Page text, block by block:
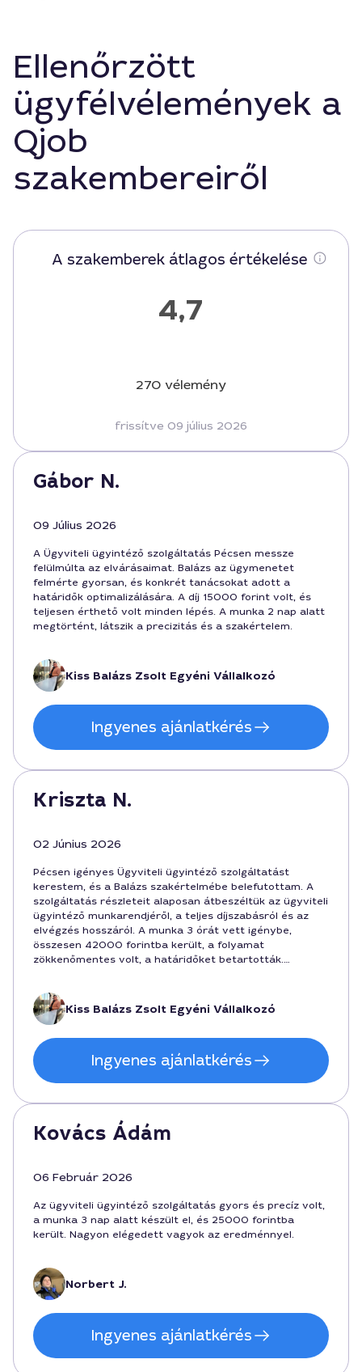
Ellenőrzött
ügyfélvélemények a
Qjob
szakembereiről
A szakemberek átlagos értékelése
4,7
270 vélemény
frissítve 09 július 2026
Gábor N.
09 Július 2026
A Ügyviteli ügyintéző szolgáltatás Pécsen messze
felülmúlta az elvárásaimat. Balázs az ügymenetet
felmérte gyorsan, és konkrét tanácsokat adott a
határidők optimalizálására. A díj 15000 forint volt, és
teljesen érthető volt minden lépés. A munka 2 nap alatt
megtörtént, látszik a precizitás és a szakértelem.
Kiss Balázs Zsolt Egyéni Vállalkozó
Ingyenes ajánlatkérés
Kriszta N.
02 Június 2026
Pécsen igényes Ügyviteli ügyintéző szolgáltatást
kerestem, és a Balázs szakértelmébe belefutottam. A
szolgáltatás részleteit alaposan átbeszéltük az ügyviteli
ügyintéző munkarendjéről, a teljes díjszabásról és az
elvégzés hosszáról. A munka 3 órát vett igénybe,
összesen 42000 forintba került, a folyamat
zökkenőmentes volt, a határidőket betartották.
érhető el.Kiss Balázs Zsolt Egyéni Vállalkozó
Ingyenes ajánlatkérés
Kovács Ádám
06 Február 2026
Az ügyviteli ügyintéző szolgáltatás gyors és precíz volt,
a munka 3 nap alatt készült el, és 25000 forintba
került. Nagyon elégedett vagyok az eredménnyel.
Norbert J.
Ingyenes ajánlatkérés